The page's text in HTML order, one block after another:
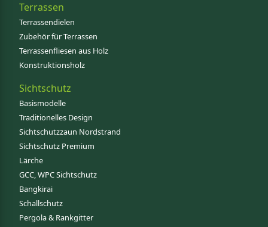
Terrassen
Terrassendielen
Zubehör für Terrassen
Terrassenfliesen aus Holz
Konstruktionsholz
Sichtschutz
Basismodelle
Traditionelles Design
Sichtschutzzaun Nordstrand
Sichtschutz Premium
Lärche
GCC, WPC Sichtschutz
Bangkirai
Schallschutz
Pergola & Rankgitter